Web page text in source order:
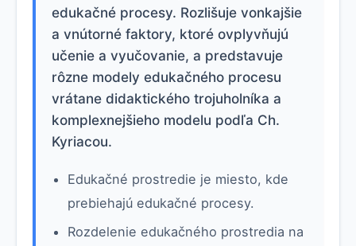
edukačné procesy. Rozlišuje vonkajšie
a vnútorné faktory, ktoré ovplyvňujú
učenie a vyučovanie, a predstavuje
rôzne modely edukačného procesu
vrátane didaktického trojuholníka a
komplexnejšieho modelu podľa Ch.
Kyriacou.
Edukačné prostredie je miesto, kde
prebiehajú edukačné procesy.
Rozdelenie edukačného prostredia na